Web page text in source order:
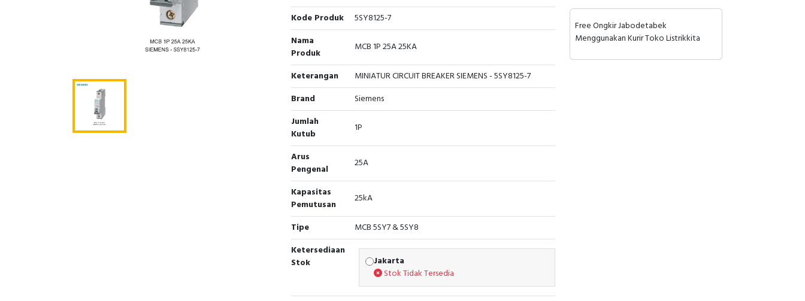
Kode Produk
5SY8125-7
Nama
Produk
MCB 1P 25A 25KA
Keterangan
MINIATUR CIRCUIT BREAKER SIEMENS - 5SY8125-7
Brand
Siemens
Jumlah
Kutub
1P
Arus
Pengenal
25A
Kapasitas
Pemutusan
25kA
Tipe
MCB 5SY7 & 5SY8
Ketersediaan
Stok
Jakarta
Stok Tidak Tersedia
Free Ongkir Jabodetabek
Menggunakan Kurir Toko Listrikkita